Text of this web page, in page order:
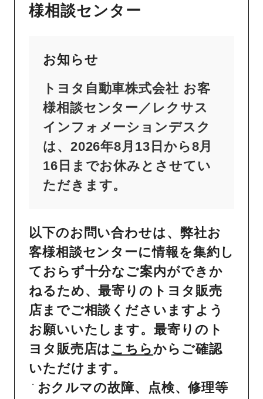
様相談センター
お知らせ
トヨタ自動車株式会社 お客
様相談センター／レクサス
インフォメーションデスク
は、2026年8月13日から8月
16日までお休みとさせてい
ただきます。
以下のお問い合わせは、弊社お
客様相談センターに情報を集約し
ておらず十分なご案内ができか
ねるため、最寄りのトヨタ販売
店までご相談くださいますよう
お願いいたします。最寄りのト
ヨタ販売店はこちら からご確認
いただけます。
おクルマの故障、点検、修理等